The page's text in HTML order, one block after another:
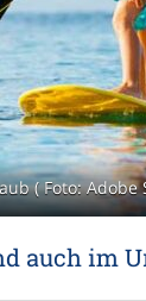
( Foto: Adobe
auch im